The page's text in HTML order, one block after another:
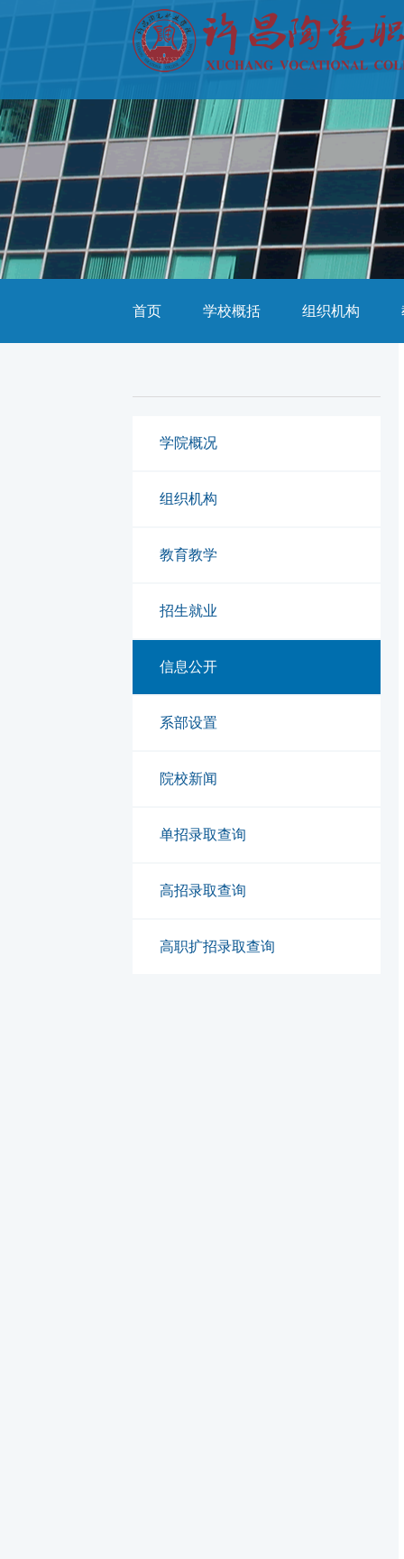
首页 学校概括 组织机构
学院概况
组织机构
教育教学
招生就业
信息公开
系部设置
院校新闻
单招录取查询
高招录取查询
高职扩招录取查询